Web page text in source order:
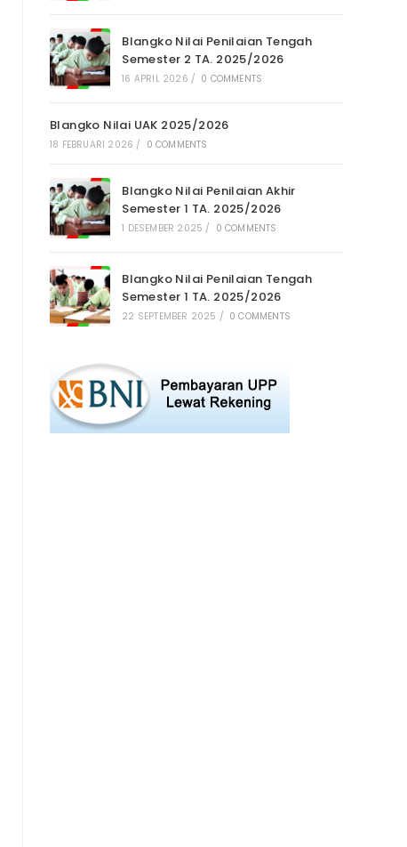
Blangko Nilai Penilaian Tengah
Semester 2 TA. 2025/2026
16 APRIL 2026 / 0 COMMENTS
Blangko Nilai UAK 2025/2026
18 FEBRUARI 2026 / 0 COMMENTS
Blangko Nilai Penilaian Akhir
Semester 1 TA. 2025/2026
1 DESEMBER 2025 / 0 COMMENTS
Blangko Nilai Penilaian Tengah
Semester 1 TA. 2025/2026
22 SEPTEMBER 2025 / 0 COMMENTS